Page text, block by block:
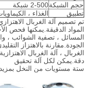
حجم الشبكة2-500 شبكة
تطبيق
الغذاء ،
المواد الدقيقة.يمكنها فحص
المسائل ، تصفية الشوائب ،
الجودة.مقارنة بالاهتزاز
دقة.يمكن لكل آلة تحقيق
ستة مستويات من النخل